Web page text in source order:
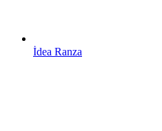
İdea Ranza